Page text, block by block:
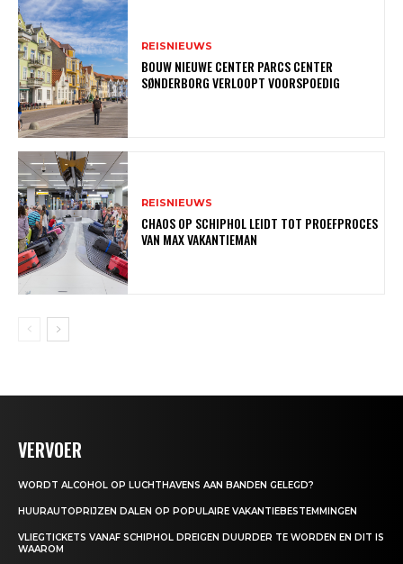
REISNIEUWS
BOUW NIEUWE CENTER PARCS CENTER
SØNDERBORG VERLOOPT VOORSPOEDIG
REISNIEUWS
CHAOS OP SCHIPHOL LEIDT TOT PROEFPROCES
VAN MAX VAKANTIEMAN
VERVOER
WORDT ALCOHOL OP LUCHTHAVENS AAN BANDEN GELEGD?
HUURAUTOPRIJZEN DALEN OP POPULAIRE VAKANTIEBESTEMMINGEN
VLIEGTICKETS VANAF SCHIPHOL DREIGEN DUURDER TE WORDEN EN DIT IS
WAAROM